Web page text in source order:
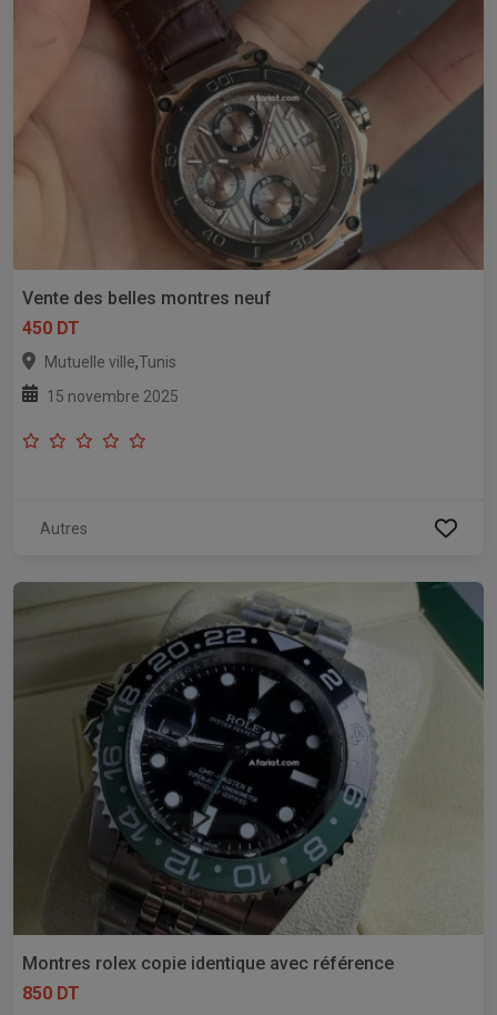
Vente des belles montres neuf
450 DT
Mutuelle ville,Tunis
15 novembre 2025
Autres
Montres rolex copie identique avec référence
850 DT